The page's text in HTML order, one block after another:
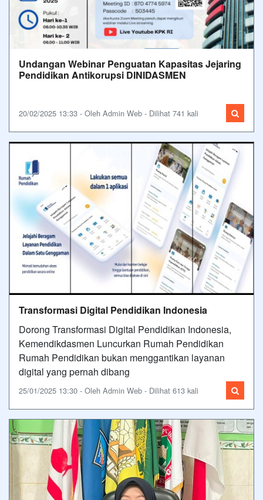
Undangan Webinar Penguatan Kapasitas Jejaring
Pendidikan Antikorupsi DINIDASMEN
20/02/2025 13:33 - Oleh Admin Web - Dilihat 741 kali
Transformasi Digital Pendidikan Indonesia
Dorong Transformasi Digital Pendidikan Indonesia,
Kemendikdasmen Luncurkan Rumah Pendidikan
Rumah Pendidikan bukan menggantikan layanan
digital yang pernah dibang
25/01/2025 13:30 - Oleh Admin Web - Dilihat 613 kali